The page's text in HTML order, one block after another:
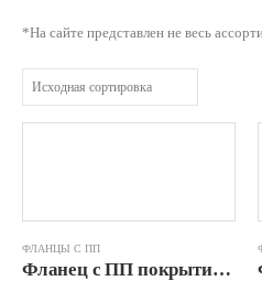
*На сайте представлен не весь
ФЛАНЦЫ С ПП
Фланец с ПП покрытием д. 0025 PN16